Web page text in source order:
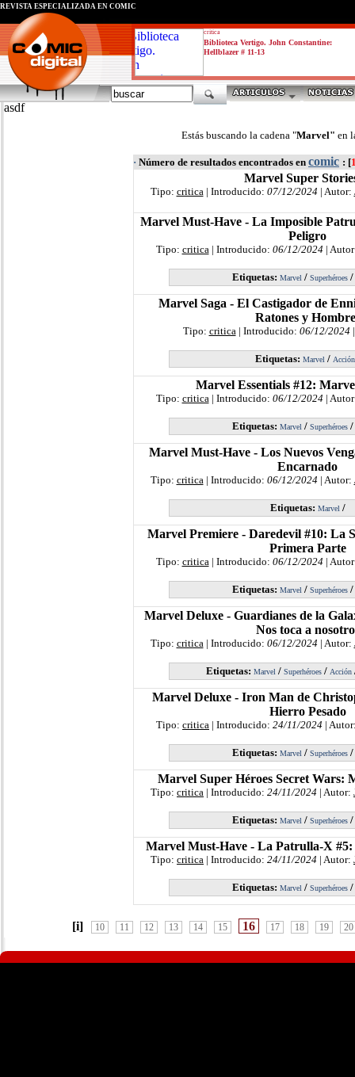
critica
Biblioteca Vertigo. John Constantine:
Hellblazer # 11-13
REVISTA ESPECIALIZADA EN CÓMIC
asdf
Estás buscando la cadena "Marvel" en
· Número de resultados encontrados en comic : [
Marvel Super
Tipo: critica| Introducido: 07/12/2024| Autor:
Marvel Must-Have - La Imposible
Peligro
Tipo: critica| Introducido: 06/12/2024|
Etiquetas: Marvel/ Superhéroes/
Marvel Saga - El Castigador de
Ratones y
Tipo: critica| Introducido: 06/12/2024|
Etiquetas: Marvel/ Acción
Marvel Essentials #12:
Tipo: critica| Introducido: 06/12/2024|
Etiquetas: Marvel/ Superhéroes/
Marvel Must-Have - Los Nuevos
Encarnado
Tipo: critica| Introducido: 06/12/2024| Autor:
Etiquetas: Marvel/
Marvel Premiere - Daredevil #10: La
Primera Parte
Tipo: critica| Introducido: 06/12/2024|
Etiquetas: Marvel/ Superhéroes/
Marvel Deluxe - Guardianes de la
Nos toca a
Tipo: critica| Introducido: 06/12/2024| Autor:
Etiquetas: Marvel/ Superhéroes/ Acción
Marvel Deluxe - Iron Man de
Hierro Pesado
Tipo: critica | Introducido: 24/11/2024 |
Etiquetas: Marvel/ Superhéroes/
Marvel Super Héroes Secret Wars:
Tipo: critica | Introducido: 24/11/2024 | Autor:
Etiquetas: Marvel/ Superhéroes/
Marvel Must-Have - La Patrulla-X
Tipo: critica | Introducido: 24/11/2024 | Autor:
Etiquetas: Marvel/ Superhéroes/
[i] 10 11 12 13 14 15 16 17 18 19 20